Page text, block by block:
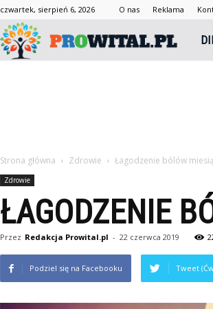
czwartek, sierpień 6, 2026 O nas Reklama
Strona główna Zdrowie Łagodzenie bólów
Zdrowie
ŁAGODZENIE
Przez Redakcja Prowital.pl - 22 czerwca 2019
Podziel się na Facebooku Tweet